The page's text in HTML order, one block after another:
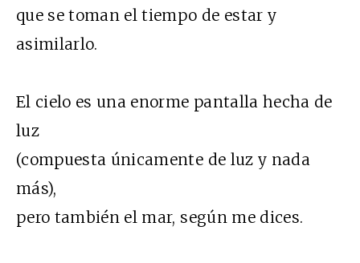
que se toman el tiempo de estar y
asimilarlo.
El cielo es una enorme pantalla hecha de
luz
(compuesta únicamente de luz y nada
más),
pero también el mar, según me dices.